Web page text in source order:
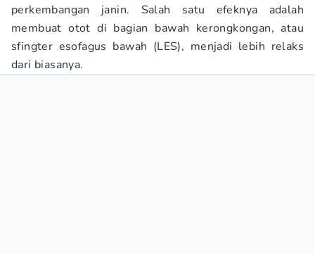
perkembangan janin. Salah satu efeknya adalah
membuat otot di bagian bawah kerongkongan, atau
sfingter esofagus bawah (LES), menjadi lebih relaks
dari biasanya.